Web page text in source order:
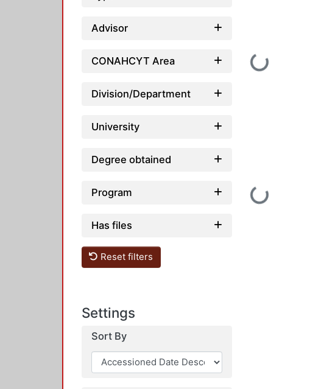
Advisor
CONAHCYT Area
Division/Department
University
Degree obtained
Program
Has files
Reset filters
Settings
Sort By
Loading...
Loading...